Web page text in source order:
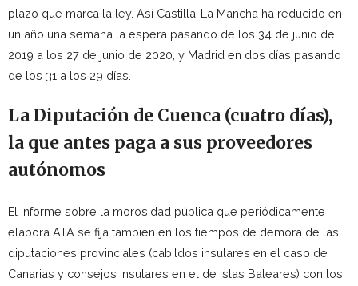
plazo que marca la ley. Así Castilla-La Mancha ha reducido en
un año una semana la espera pasando de los 34 de junio de
2019 a los 27 de junio de 2020, y Madrid en dos días pasando
de los 31 a los 29 días.
La Diputación de Cuenca (cuatro días),
la que antes paga a sus proveedores
autónomos
El informe sobre la morosidad pública que periódicamente
elabora ATA se fija también en los tiempos de demora de las
diputaciones provinciales (cabildos insulares en el caso de
Canarias y consejos insulares en el de Islas Baleares) con los